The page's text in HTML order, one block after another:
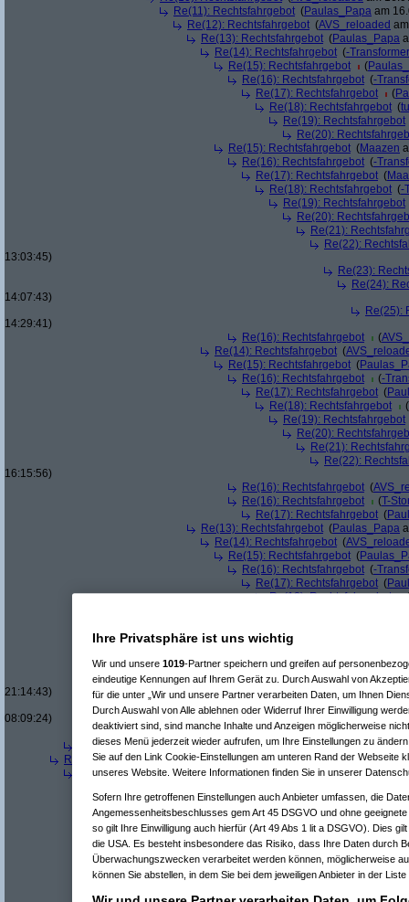
Re(11): Rechtsfahrgebot (Paulas_Papa am
Re(12): Rechtsfahrgebot (AVS_reloaded
Re(13): Rechtsfahrgebot (Paulas_Papa
Re(14): Rechtsfahrgebot (-
Re(15): Rechtsfahrgebot
(
Re(16): Rechtsfahrgebot (-
Re(17): Rechtsfahrgebot
(
Re(18): Rechtsfahrgebot (
Re(19): Rechtsfahrgebot
Re(20):
Re(15): Rechtsfahrgebot (Maazen
Re(16): Rechtsfahrgebot (-
Re(17): Rechtsfahrgebot (
Re(18): Rechtsfahrgebot (-
Re(19): Rechtsfahrgebot
Re(20):
Re(21):
Re(22):
13:03:45)
Re(23):
Re(24):
14:07:43)
Re(25):
14:29:41)
Re(16): Rechtsfahrgebot
(
Re(14): Rechtsfahrgebot (
Re(15): Rechtsfahrgebot (
Re(16): Rechtsfahrgebot
(-
Re(17): Rechtsfahrgebot (
Re(18): Rechtsfahrgebot
(
Re(19): Rechtsfahrgebot
Re(20):
Re(21):
Re(22):
16:15:56)
Re(16): Rechtsfahrgebot (
Re(16): Rechtsfahrgebot
(T-
Re(17): Rechtsfahrgebot (
Re(13): Rechtsfahrgebot (Paulas_Papa
Re(14): Rechtsfahrgebot (
Re(15): Rechtsfahrgebot (
Re(16): Rechtsfahrgebot (-
Re(17): Rechtsfahrgebot (
Re(18): Rechtsfahrgebot
(
Re(19): Rechtsfahrgebot
Re(21):
Re(22):
21:14:43)
Re(23):
08:09:24)
Re(11): Rechtsfahrgebot(Paulas_Papaam
Re(4): Rechtsfahrgebot(Tintifax76am 20.07.2015, 13:51:18)
Re(3): Rechtsfahrgebot
(AVS_reloadedam 15.07.2015, 19:07:41)
Re(4): Rechtsfahrgebot
(Paulas_Papaam 15.07.2015, 22:31:58)
Re(6): Rechtsfahrgebot
(AVS_reloadedam 15.07.2015,
Re(6): Rechtsfahrgebot( Disclaimeram 17.07.2015,
Re(7): Rechtsfahrgebot(AVS_reloaded am 17.07.2015,
Re(7): Rechtsfahrgebot( Sowinetzam 17.07.2015,
Re(8): Rechtsfahrgebot
(Disclaimeram 21.07.2015,
Re(5): Rechtsfahrgebot
AVS_reloaded
am 15.07.2015,
Re(6): Rechtsfahrgebot
Paulas_Papa
Re(7): Rechtsfahrgebot
(AVS_reloadedam 16.07.2015,
Ihre Privatsphäre ist uns wichtig
Wir und unsere 1019-Partner speichern und greifen auf
eindeutige Kennungen auf Ihrem Gerät zu. Durch Auswahl von
für die unter „Wir und unsere Partner verarbeiten Daten, um Ihnen
Durch Auswahl von Alle ablehnen oder Widerruf Ihrer Einwilligung
deaktiviert sind, sind manche Inhalte und Anzeigen möglicherweise
dieses Menü jederzeit wieder aufrufen, um Ihre Einstellungen zu
Sie auf den Link Cookie-Einstellungen am unteren Rand der Webseite
unseres Website. Weitere Informationen finden Sie in unserer
Sofern Ihre getroffenen Einstellungen auch Anbieter umfassen, die
Angemessenheitsbeschlusses gem Art 45 DSGVO und ohne
so gilt Ihre Einwilligung auch hierfür (Art 49 Abs 1 lit a DSGVO). Dies
die USA. Es besteht insbesondere das Risiko, dass Ihre Daten durch
Überwachungszwecken verarbeitet werden können, möglicherweise
können Sie abstellen, in dem Sie bei dem jeweiligen Anbieter in der